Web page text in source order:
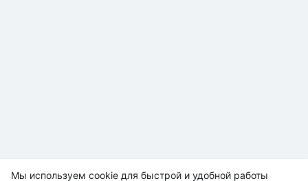
Мы используем cookie для быстрой и удобной работы